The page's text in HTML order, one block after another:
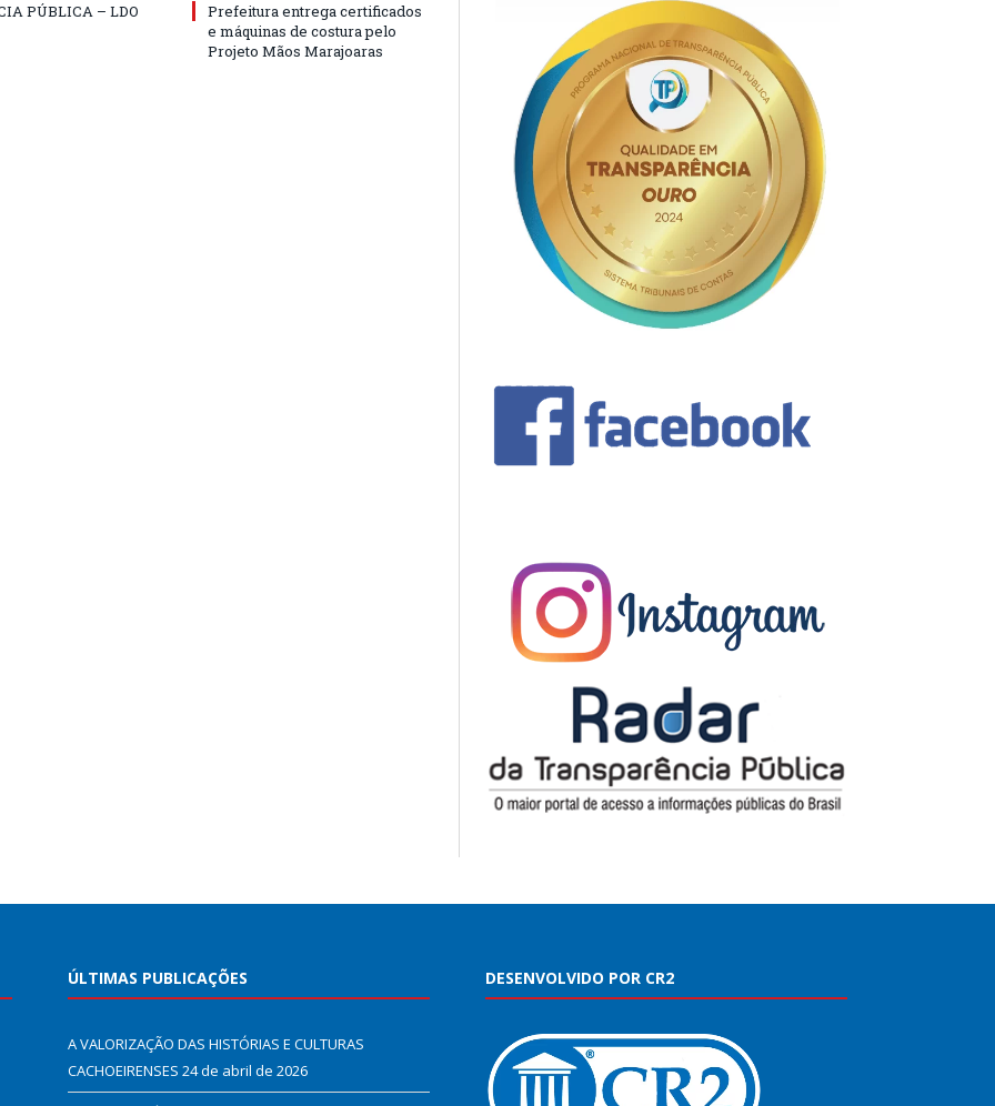
PÚBLICA – LDO
Prefeitura entrega certificados
e máquinas de costura pelo
Projeto Mãos Marajoaras
ÚLTIMAS PUBLICAÇÕES
A VALORIZAÇÃO DAS HISTÓRIAS E CULTURAS
CACHOEIRENSES 24 de abril de 2026
DESENVOLVIDO POR CR2